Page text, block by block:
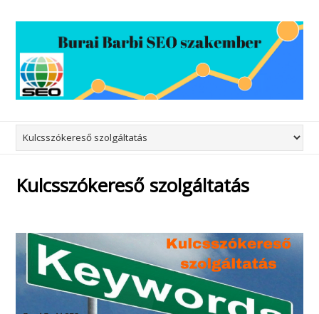
Kulcsszókereső szolgáltatás